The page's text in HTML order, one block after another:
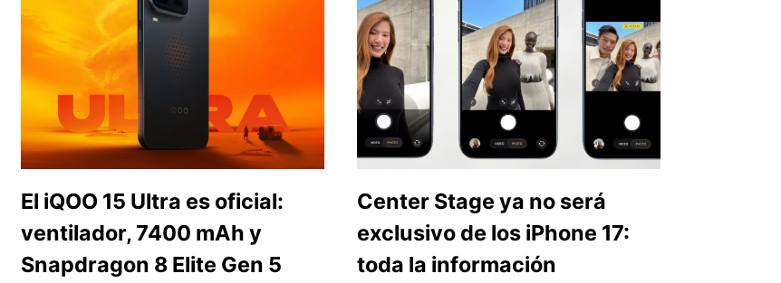
El iQOO 15 Ultra es oficial:
ventilador, 7400 mAh y
Snapdragon 8 Elite Gen 5
Center Stage ya no será
exclusivo de los iPhone 17:
toda la información